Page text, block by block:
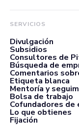
SERVICIOS
Divulgación
Subsidios
Consultores de
Búsqueda de
Comentarios
Etiqueta blanca
Mentoría y
Bolsa de trabajo
Cofundadores
Lo que obtienes
Fijación